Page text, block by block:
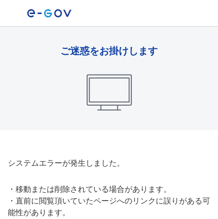
ご迷惑をお掛けします
システムエラーが発生しました。
・ 移動または削除されている場合があります。
・ 直前に閲覧頂いていたページへのリンクに誤りがある可
能性があります。